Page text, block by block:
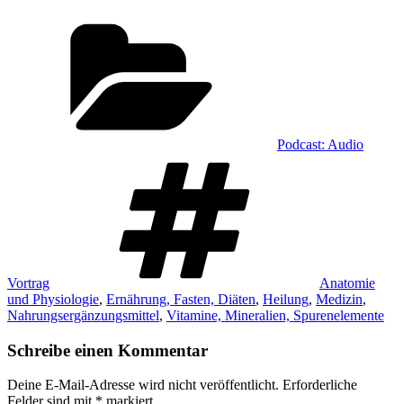
Podcast: Audio
Vortrag
Anatomie
und Physiologie, Ernährung, Fasten, Diäten, Heilung, Medizin,
Nahrungsergänzungsmittel, Vitamine, Mineralien, Spurenelemente
Schreibe einen Kommentar
Deine E-Mail-Adresse wird nicht veröffentlicht. Erforderliche